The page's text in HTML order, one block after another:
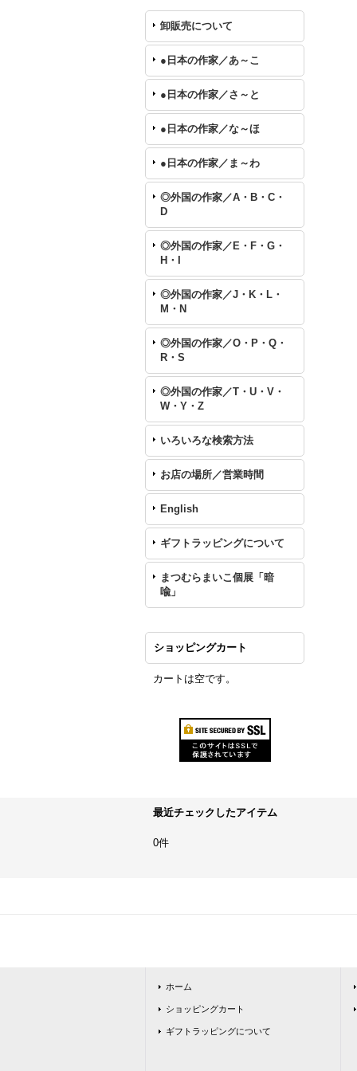
卸販売について
●日本の作家／あ～こ
●日本の作家／さ～と
●日本の作家／な～ほ
●日本の作家／ま～わ
◎外国の作家／A・B・C・
D
◎外国の作家／E・F・G・
H・I
◎外国の作家／J・K・L・
M・N
◎外国の作家／O・P・Q・
R・S
◎外国の作家／T・U・V・
W・Y・Z
いろいろな検索方法
お店の場所／営業時間
English
ギフトラッピングについて
まつむらまいこ個展「暗
喩」
ショッピングカート
カートは空です。
最近チェックしたアイテム
0件
ホーム
ショッピングカート
ギフトラッピングについて